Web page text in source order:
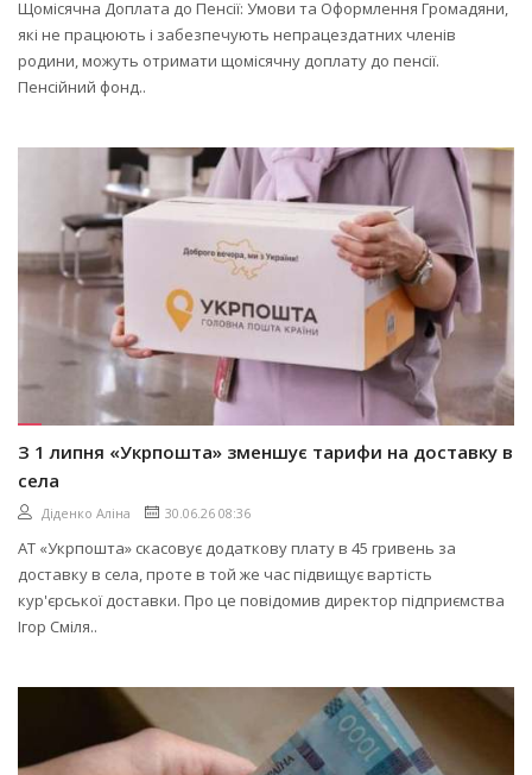
Щомісячна Доплата до Пенсії: Умови та Оформлення Громадяни,
які не працюють і забезпечують непрацездатних членів
родини, можуть отримати щомісячну доплату до пенсії.
Пенсійний фонд..
З 1 липня «Укрпошта» зменшує тарифи на доставку в
села
Діденко Аліна 30.06.26 08:36
АТ «Укрпошта» скасовує додаткову плату в 45 гривень за
доставку в села, проте в той же час підвищує вартість
кур'єрської доставки. Про це повідомив директор підприємства
Ігор Сміля..